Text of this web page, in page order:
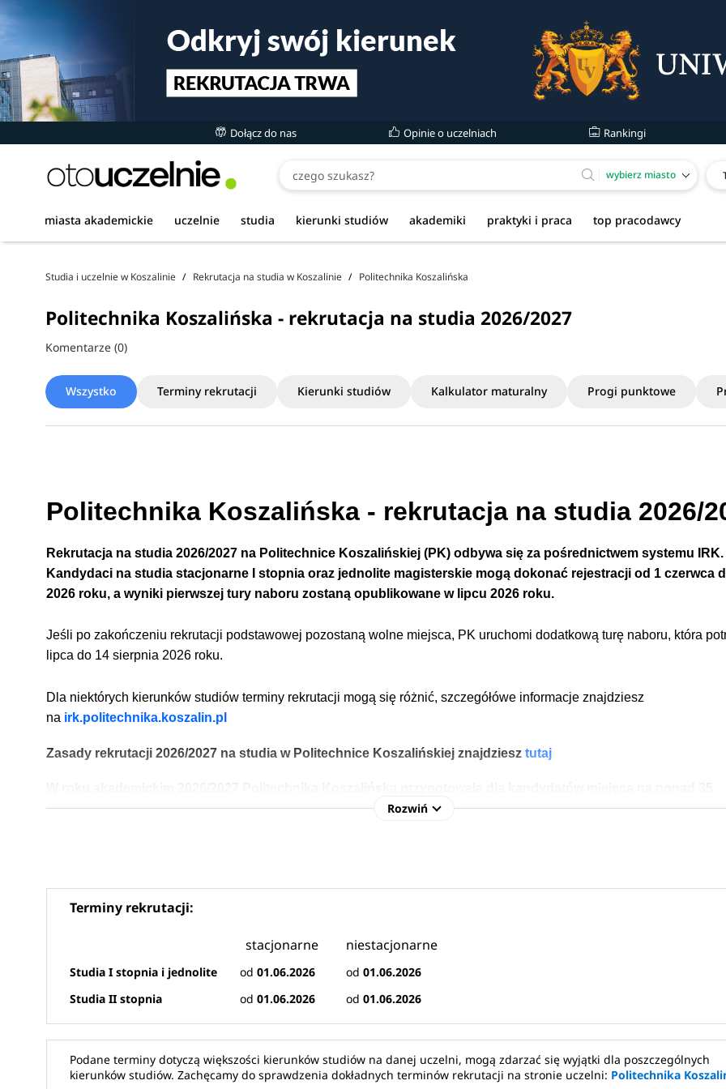
Dołącz do nas Opinie o uczelniach Rankingi
wybierz miasto
miasta akademickie uczelnie studia kierunki studiów akademiki praktyki i praca top pracodawcy
Studia i uczelnie w Koszalinie Rekrutacja na studia w Koszalinie Politechnika Koszalińska
Politechnika Koszalińska - rekrutacja na studia 2026/2027
Czego szukasz
Komentarze (0)
Wszystko Terminy rekrutacji Kierunki studiów Kalkulator maturalny Progi punktowe
Politechnika Koszalińska - rekrutacja na studia 2026/
Rekrutacja na studia 2026/2027 na Politechnice Koszalińskiej (PK)odbywa się za pośrednictwem systemu IRK.
Kandydaci na studiastacjonarne
I stopnia oraz jednolite magisterskie mogą dokonać rejestracji od 1 czerwca
2026 roku, a wyniki pierwszej tury naboru zostanąopublikowanew lipcu2026 roku.
Jeśli po zakończeniu rekrutacji podstawowej pozostaną wolne miejsca, PK uruchomi dodatkową turę naboru, która
lipca do 14 sierpnia 2026 roku.
Dla niektórych kierunków studiów terminy rekrutacji mogą się różnić, szczegółówe informacje znajdziesz
na irk.politechnika.koszalin.pl
Zasady rekrutacji 2026/2027 na studia w Politechnice Koszalińskiej znajdziesz tutaj
kierunkach studiów. Oferta obejmuje studia stacjonarne i niestacjonarne I i II stopnia oraz jednolite studia
Kierunki studiów na Politechnice Koszalińskiej2026/2027
W nadchodzącym roku akademickim PK przygotowała:
35 kierunków stacjonarnych I stopnia i jednolitych magisterskich
22 kierunki stacjonarne II stopnia
20 kierunków niestacjonarnych II stopnia
3 kierunki w języku angielskim
sprawdź kierunki studiów Politechnika Koszalińska
Rozwiń
Terminy rekrutacji:
stacjonarne niestacjonarne
Studia I stopnia i jednolite od01.06.2026 od01.06.2026
Studia II stopnia
od01.06.2026 od01.06.2026
Podane terminy dotyczą większości kierunków studiów na danej uczelni, mogą zdarzać się wyjątki dla poszczególnych
kierunków studiów. Zachęcamy do sprawdzenia dokładnych terminów rekrutacji na stronie uczelni: Politechnika